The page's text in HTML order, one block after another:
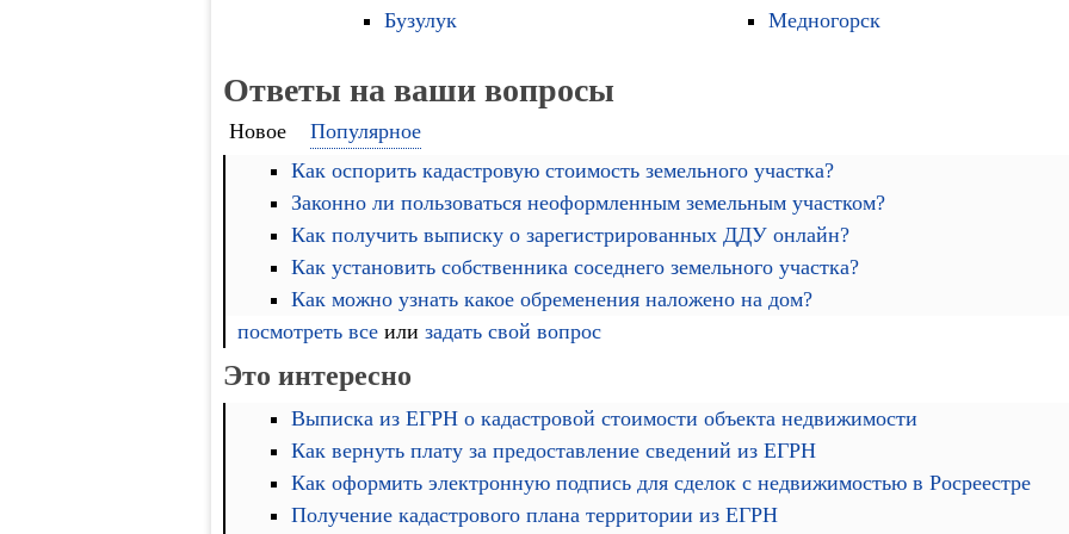
Бузулук Медногорск
Ответы на ваши вопросы
Новое
Популярное
Как оспорить кадастровую стоимость земельного участка?
Законно ли пользоваться неоформленным земельным участком?
Как получить выписку о зарегистрированных ДДУ онлайн?
Как установить собственника соседнего земельного участка?
Как можно узнать какое обременения наложено на дом?
посмотреть все или задать свой вопрос
Это интересно
Выписка из ЕГРН о кадастровой стоимости объекта недвижимости
Как вернуть плату за предоставление сведений из ЕГРН
Как оформить электронную подпись для сделок с недвижимостью в Росреестре
Получение кадастрового плана территории из ЕГРН